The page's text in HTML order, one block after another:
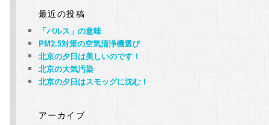
最近の投稿
「バルス」の意味
PM2.5対策の空気清浄機選び
北京の夕日は美しいのです！
北京の大気汚染
北京の夕日はスモッグに沈む！
アーカイブ